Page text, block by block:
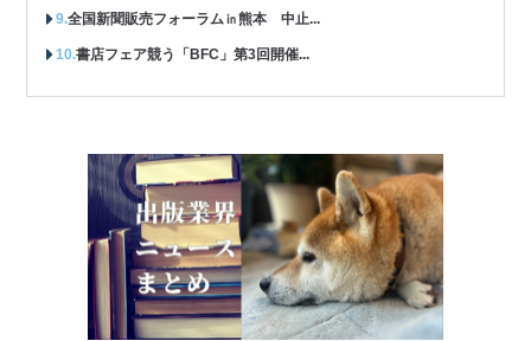
全国新聞販売フォーラム㏌熊本 中止...
書店フェア競う「BFC」第3回開催...